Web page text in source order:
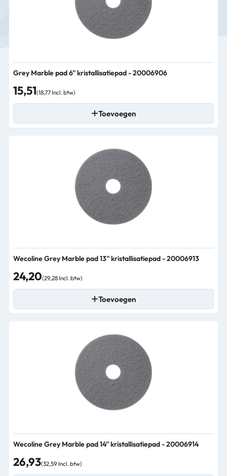
Grey Marble pad 6'' kristallisatiepad - 20006906
15,51(18,77 Incl. btw)
Toevoegen
Wecoline Grey Marble pad 13'' kristallisatiepad - 20006913
24,20(29,28 Incl. btw)
Toevoegen
Wecoline Grey Marble pad 14'' kristallisatiepad - 20006914
26,93(32,59 Incl. btw)